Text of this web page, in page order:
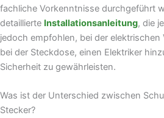
fachliche Vorkenntnisse durchgeführt
detaillierte Installationsanleitung, die
jedoch empfohlen, bei der
bei der Steckdose, einen Elektriker
Sicherheit zu gewährleisten.
Was ist der Unterschied zwischen
Stecker?